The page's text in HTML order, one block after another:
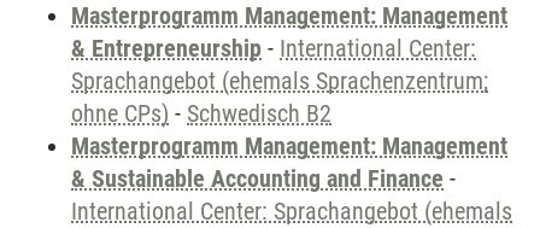
Masterprogramm Management: Management
& Entrepreneurship - International Center:
Sprachangebot (ehemals Sprachenzentrum;
ohne CPs) - Schwedisch B2
Masterprogramm Management: Management
& Sustainable Accounting and Finance -
International Center: Sprachangebot (ehemals